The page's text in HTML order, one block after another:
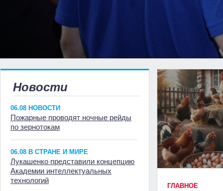
Новости
06.08 НОВОСТИ
Пожарные проводят ночные рейды
по зернотокам
06.08 В СТРАНЕ И МИРЕ
Лукашенко представили концепцию
Академии интеллектуальных
технологий
ГЛАВНОЕ